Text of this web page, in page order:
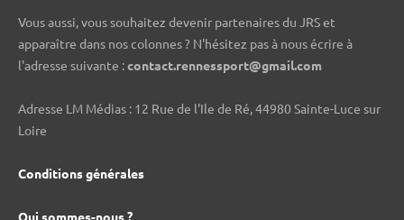
Vous aussi, vous souhaitez devenir partenaires du JRS et
apparaître dans nos colonnes ? N'hésitez pas à nous écrire à
l'adresse suivante :contact.rennessport@gmail.com
Adresse LM Médias : 12 Rue de l'Ile de Ré, 44980 Sainte-Luce sur
Loire
Conditions générales
Qui sommes-nous ?